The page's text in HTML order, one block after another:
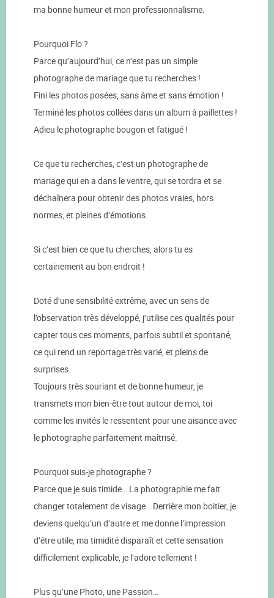
ma bonne humeur et mon professionnalisme.
Pourquoi Flo ?
Parce qu’aujourd’hui, ce n’est pas un simple
photographe de mariage que tu recherches !
Fini les photos posées, sans âme et sans émotion !
Terminé les photos collées dans un album à paillettes !
Adieu le photographe bougon et fatigué !
Ce que tu recherches, c’est un photographe de
mariage qui en a dans le ventre, qui se tordra et se
déchaînera pour obtenir des photos vraies, hors
normes, et pleines d’émotions.
Si c’est bien ce que tu cherches, alors tu es
certainement au bon endroit !
Doté d’une sensibilité extrême, avec un sens de
l’observation très développé, j’utilise ces qualités pour
capter tous ces moments, parfois subtil et spontané,
ce qui rend un reportage très varié, et pleins de
surprises.
Toujours très souriant et de bonne humeur, je
transmets mon bien-être tout autour de moi, toi
comme les invités le ressentent pour une aisance avec
le photographe parfaitement maîtrisé.
Pourquoi suis-je photographe ?
Parce que je suis timide… La photographie me fait
changer totalement de visage… Derrière mon boitier, je
deviens quelqu’un d’autre et me donne l’impression
d’être utile, ma timidité disparaît et cette sensation
difficilement explicable, je l’adore tellement !
Plus qu’une Photo, une Passion…